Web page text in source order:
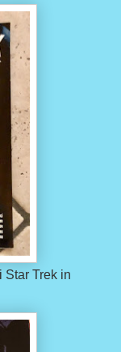
Star Trek in